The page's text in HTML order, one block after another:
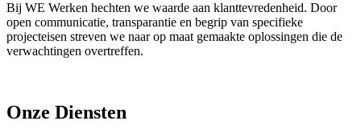
Bij WE Werken hechten we waarde aan klanttevredenheid. Door
open communicatie, transparantie en begrip van specifieke
projecteisen streven we naar op maat gemaakte oplossingen die de
verwachtingen overtreffen.
Onze Diensten